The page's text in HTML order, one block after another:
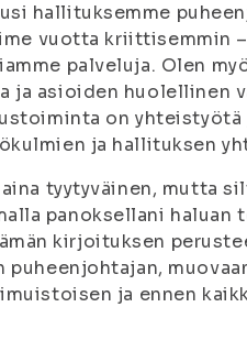
hallituksemme
vuotta kriittisemmin
palveluja. Olen
ja asioiden huolellinen
on
ja hallituksen
tyytyväinen, mutta
panoksellani haluan
kirjoituksen
ja ennen